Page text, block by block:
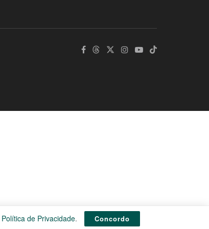
Política de Privacidade. Concordo